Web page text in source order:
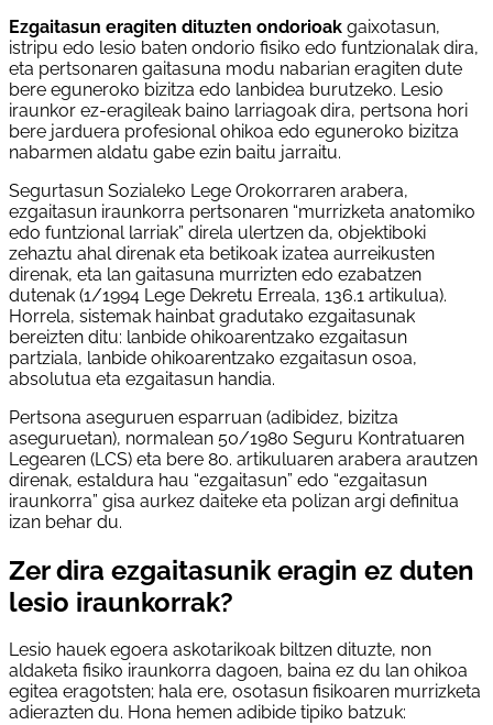
Ezgaitasun eragiten dituzten ondorioak gaixotasun,
istripu edo lesio baten ondorio fisiko edo funtzionalak dira,
eta pertsonaren gaitasuna modu nabarian eragiten dute
bere eguneroko bizitza edo lanbidea burutzeko. Lesio
iraunkor ez-eragileak baino larriagoak dira, pertsona hori
bere jarduera profesional ohikoa edo eguneroko bizitza
nabarmen aldatu gabe ezin baitu jarraitu.
Segurtasun Sozialeko Lege Orokorraren arabera,
ezgaitasun iraunkorra pertsonaren “murrizketa anatomiko
edo funtzional larriak” direla ulertzen da, objektiboki
zehaztu ahal direnak eta betikoak izatea aurreikusten
direnak, eta lan gaitasuna murrizten edo ezabatzen
dutenak (1/1994 Lege Dekretu Erreala, 136.1 artikulua).
Horrela, sistemak hainbat gradutako ezgaitasunak
bereizten ditu: lanbide ohikoarentzako ezgaitasun
partziala, lanbide ohikoarentzako ezgaitasun osoa,
absolutua eta ezgaitasun handia.
Pertsona aseguruen esparruan (adibidez, bizitza
aseguruetan), normalean 50/1980 Seguru Kontratuaren
Legearen (LCS) eta bere 80. artikuluaren arabera arautzen
direnak, estaldura hau “ezgaitasun” edo “ezgaitasun
iraunkorra” gisa aurkez daiteke eta polizan argi definitua
izan behar du.
Zer dira ezgaitasunik eragin ez duten
lesio iraunkorrak?
Lesio hauek egoera askotarikoak biltzen dituzte, non
aldaketa fisiko iraunkorra dagoen, baina ez du lan ohikoa
egitea eragotsten; hala ere, osotasun fisikoaren murrizketa
adierazten du. Hona hemen adibide tipiko batzuk: